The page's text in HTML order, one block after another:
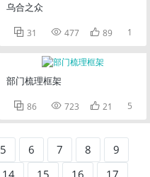
乌合之众
 31  477  89 1
部门梳理框架
 86  723  21 5
5 6 7 8
9